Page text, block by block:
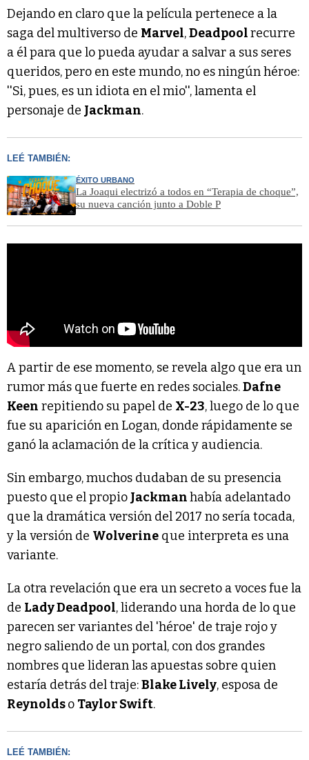
Dejando en claro que la película pertenece a la
saga del multiverso de Marvel,Deadpoolrecurre
a él para que lo pueda ayudar a salvar a sus seres
queridos, pero en este mundo, no es ningún héroe:
''Si, pues, es un idiota en el mio'', lamenta el
personaje de Jackman.
LEÉ TAMBIÉN:
ÉXITO URBANO
La Joaqui electrizó a todos en “Terapia de choque”,
su nueva canción junto a Doble P
A partir de ese momento, se revela algo que era un
rumor más que fuerte en redes sociales.Dafne
Keen repitiendo su papel de X-23, luego de lo que
fue su aparición en Logan, donde rápidamente se
ganó la aclamación de la crítica y audiencia.
Sin embargo, muchos dudaban de su presencia
puesto que el propio Jackmanhabía adelantado
que la dramática versión del 2017 no sería tocada,
y la versión de Wolverine que interpreta es una
variante.
La otra revelación que era un secreto a voces fue la
de Lady Deadpool, liderando una horda de lo que
parecen ser variantes del 'héroe' de traje rojo y
negro saliendo de un portal, con dos grandes
nombres que lideran las apuestas sobre quien
estaría detrás del traje:Blake Lively, esposa de
Reynoldso Taylor Swift.
LEÉ TAMBIÉN: